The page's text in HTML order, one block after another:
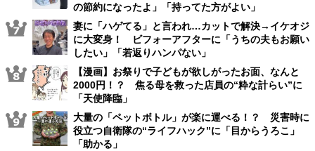
の節約になったよ」「持ってた方がよい」
妻に「ハゲてる」と言われ…カットで解決→イケオジ
に大変身！ ビフォーアフターに「うちの夫もお願い
したい」「若返りハンパない」
【漫画】お祭りで子どもが欲しがったお面、なんと
2000円！？ 焦る母を救った店員の“粋な計らい”に
「天使降臨」
大量の「ペットボトル」が楽に運べる！？ 災害時に
役立つ自衛隊の“ライフハック”に「目からうろこ」
「助かる」